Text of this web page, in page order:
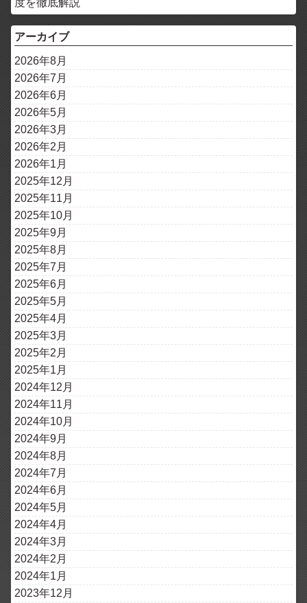
アーカイブ
2026年8月
2026年7月
2026年6月
2026年5月
2026年3月
2026年2月
2026年1月
2025年12月
2025年11月
2025年10月
2025年9月
2025年8月
2025年7月
2025年6月
2025年5月
2025年4月
2025年3月
2025年2月
2025年1月
2024年12月
2024年11月
2024年10月
2024年9月
2024年8月
2024年7月
2024年6月
2024年5月
2024年4月
2024年3月
2024年2月
2024年1月
2023年12月